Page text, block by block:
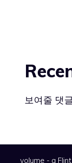
보여줄 댓
volume - a